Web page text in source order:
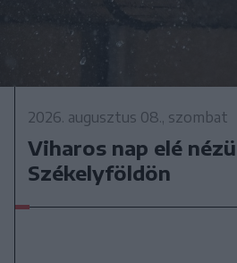
2026. augusztus 08., szombat
Viharos nap elé
Székelyföldön